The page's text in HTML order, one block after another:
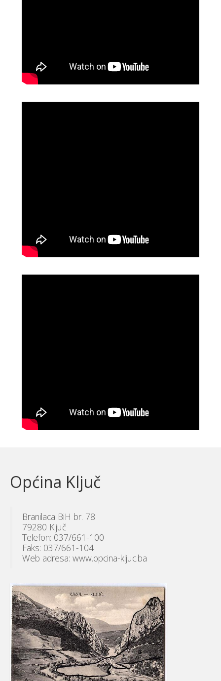
Općina Ključ
Branilaca BiH br. 78
79280 Ključ
Telefon: 037/661-100
Faks: 037/661-104
Web adresa: www.opcina-kljuc.ba